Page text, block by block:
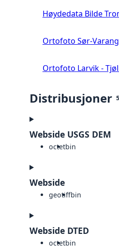
Høydedata Bilde
Ortofoto Sør-
Ortofoto Larvik -
Distribusjoner 5
Webside USGS DEM
octetbin
Webside
geotiffbin
Webside DTED
octetbin